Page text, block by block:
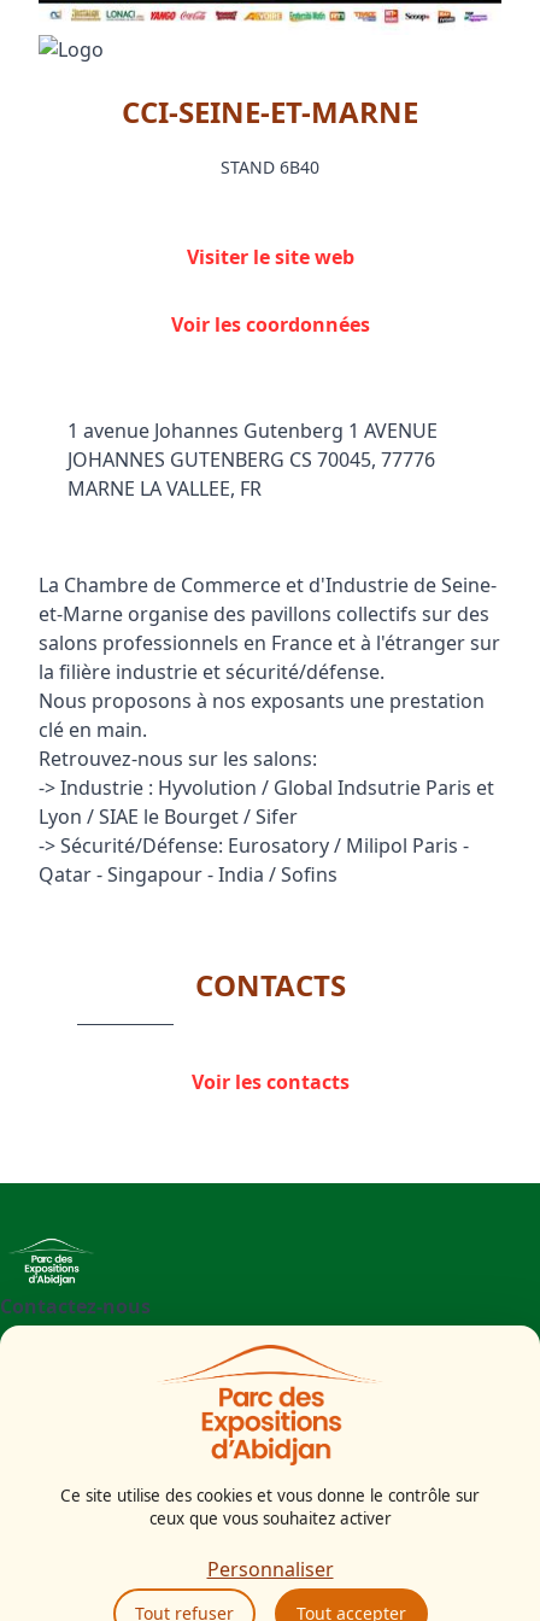
CCI-SEINE-ET-MARNE
STAND 6B40
Visiter le site web
Voir les coordonnées
1 avenue Johannes Gutenberg 1 AVENUE
JOHANNES GUTENBERG CS 70045, 77776
MARNE LA VALLEE, FR
La Chambre de Commerce et d'Industrie de Seine-
et-Marne organise des pavillons collectifs sur des
salons professionnels en France et à l'étranger sur
la filière industrie et sécurité/défense.
Nous proposons à nos exposants une prestation
clé en main.
Retrouvez-nous sur les salons:
-> Industrie : Hyvolution / Global Indsutrie Paris et
Lyon / SIAE le Bourget / Sifer
-> Sécurité/Défense: Eurosatory / Milipol Paris -
Qatar - Singapour - India / Sofins
CONTACTS
Voir les contacts
Contactez-nous
Parc des Expositions d'Abidjan - Boulevard de l'aéroport
Politiques de confidentialité
Ce site utilise des cookies et vous donne le contrôle sur
ceux que vous souhaitez activer
Tout accepter
Tout refuser
Personnaliser